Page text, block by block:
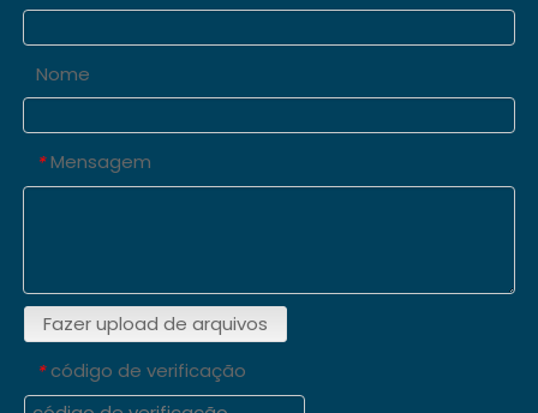
Nome
* Mensagem
Fazer upload de arquivos
* código de verificação